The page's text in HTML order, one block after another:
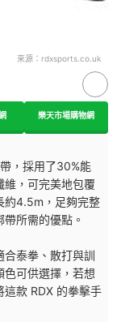
來源： rdxsports.co.uk
樂天市場購物網
，採用了30%能
維，可完美地包覆
約4.5m，足夠完整
所需的優點。
合泰拳、散打與訓
色可供選擇，若想
款 RDX 的拳擊手